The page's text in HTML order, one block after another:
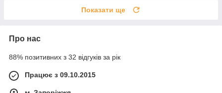
Показати ще
Про нас
88% позитивних з 32 відгуків за рік
Працює з 09.10.2015